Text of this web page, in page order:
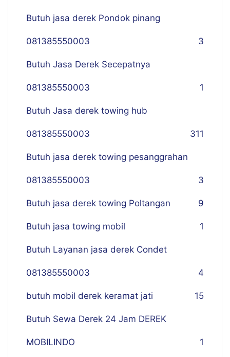
Butuh jasa derek Pondok pinang
081385550003 3
Butuh Jasa Derek Secepatnya
081385550003 1
Butuh Jasa derek towing hub
081385550003 311
Butuh jasa derek towing pesanggrahan
081385550003 3
Butuh jasa derek towing Poltangan 9
Butuh jasa towing mobil 1
Butuh Layanan jasa derek Condet
081385550003 4
butuh mobil derek keramat jati 15
Butuh Sewa Derek 24 Jam DEREK
MOBILINDO 1